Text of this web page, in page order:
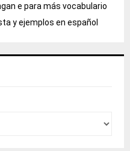
e para más vocabulario
y ejemplos en español